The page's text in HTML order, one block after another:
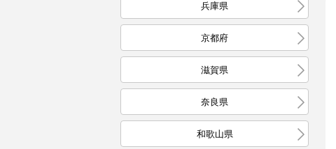
兵庫県
京都府
滋賀県
奈良県
和歌山県